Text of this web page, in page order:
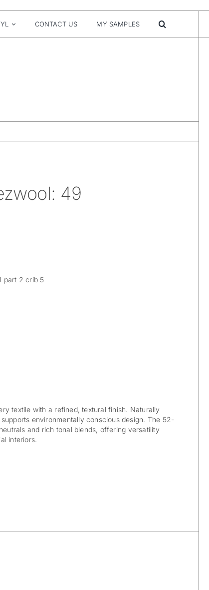
CONTACT US MY SAMPLES
49
part 2 crib 5
textile with a refined, textural finish. Naturally
environmentally conscious design. The 52-
and rich tonal blends, offering versatility
interiors.